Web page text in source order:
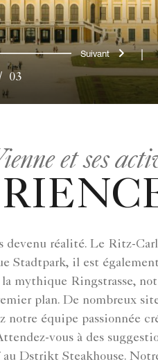
1 2
03
|
et ses
devenu réalité. Le Ritz-
Stadtpark, il est
mythique Ringstrasse,
plan. De nombreux
équipe passionnée
vous à des
Dstrikt Steakhouse.